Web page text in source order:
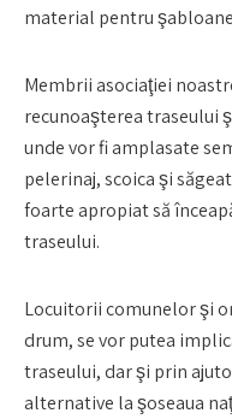
material pentru
Membrii asociaţiei
recunoaşterea traseului
unde vor fi amplasate
pelerinaj, scoica şi
foarte apropiat să
traseului.
Locuitorii comunelor şi
drum, se vor putea
traseului, dar şi prin
alternative la şoseaua